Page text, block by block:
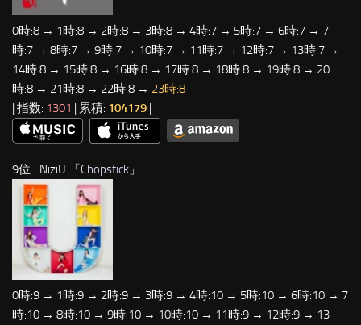
0時:8 → 1時:8 → 2時:8 → 3時:8 → 4時:7 → 5時:7 → 6時:7 → 7
時:7 → 8時:7 → 9時:7 → 10時:7 → 11時:7 → 12時:7 → 13時:7 →
14時:8 → 15時:8 → 16時:8 → 17時:8 → 18時:8 → 19時:8 → 20
時:8 → 21時:8 → 22時:8 → 23時:8
| 指数: 1301 | 累積: 104179 |
9位…NiziU 「Chopstick 」
0時:9 → 1時:9 → 2時:9 → 3時:9 → 4時:10 → 5時:10 → 6時:10 → 7
時:10 → 8時:10 → 9時:10 → 10時:10 → 11時:9 → 12時:9 → 13